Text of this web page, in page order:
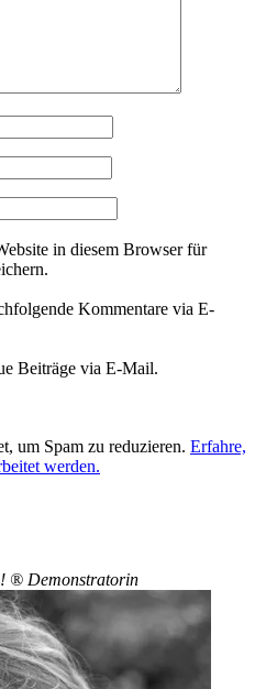
in diesem Browser für
Kommentare via E-
Beiträge via E-Mail.
um Spam zu reduzieren. Erfahre,
werden.
® Demonstratorin